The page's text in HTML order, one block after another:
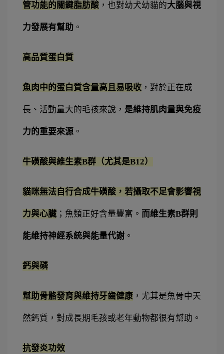
管功能的關鍵脂肪酸 ，也對幼犬幼貓的大腦與視
力發展有幫助 。
高品質蛋白質
魚肉中的蛋白質含量高且易吸收 ，對於正在成
長、活動量大的毛孩來說， 是維持肌肉量與免疫
力的重要來源 。
牛磺酸與維生素B群（尤其是B12）
貓咪無法自行合成牛磺酸，若攝取不足會影響視
力與心臟 ；魚類正好含量豐富。 而維生素B群則
能維持神經系統與能量代謝 。
鈣與磷
幫助骨骼發育與維持牙齒健康 ，尤其是魚骨中天
然鈣質，對成長期毛孩或老年動物都很有幫助。
抗發炎功效